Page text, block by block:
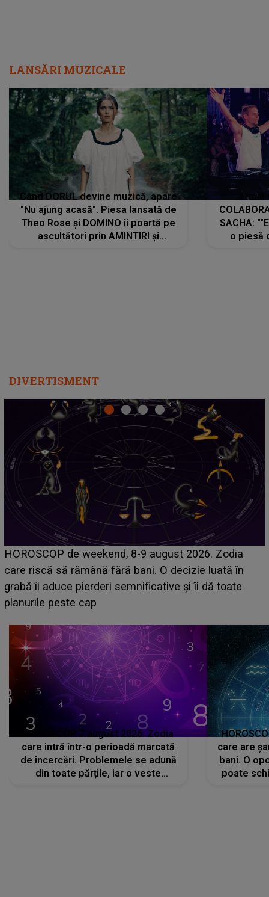
LANSĂRI MUZICALE
Când DORUL devine muzică, apare
"Nu ajung acasă". Piesa lansată de
Theo Rose și DOMINO îi poartă pe
ascultători prin AMINTIRI și
SACHA:
o piesă
DIVERTISMENT
Zodia
luată în
îi dă toate
Emanuel a ținut ACEST DETALIU
acum! În fața Alexandrei, concurentul
face o MĂRTURISIRE NEAȘTEPTATĂ
sa: "I-am spus și ei în față, eu nu te
HOROSCOP 7 august 2026. Zodia
care intră într-o perioadă marcată
de încercări. Problemele se adună
din toate părțile, iar o veste
care are
bani. O
poate